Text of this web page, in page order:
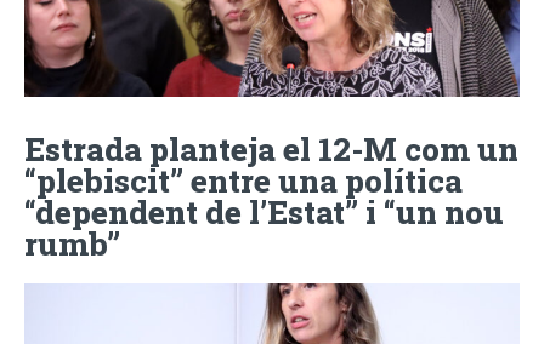
Estrada planteja el 12-M com un
“plebiscit” entre una política
“dependent de l’Estat” i “un nou
rumb”